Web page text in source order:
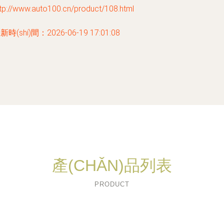
www.auto100.cn/product/108.html
時(shí)間：2026-06-19 17:01:08
產(CHǍN)品列表
PRODUCT